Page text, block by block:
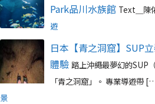
Park品川水族館 Text＿陳
遊
日本【青之洞窟】SUP
體驗 踏上沖繩最夢幻的SUP
「青之洞窟」。 專業導遊帶
景